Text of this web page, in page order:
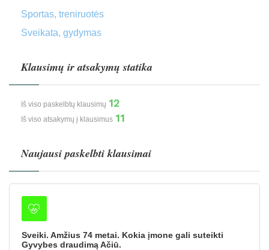
Sportas, treniruotės
Sveikata, gydymas
Klausimų ir atsakymų statika
Iš viso paskelbtų klausimų 12
Iš viso atsakymų į klausimus 11
Naujausi paskelbti klausimai
Sveiki. Amžius 74 metai. Kokia įmone gali suteikti
Gyvybes draudimą Ačiū.